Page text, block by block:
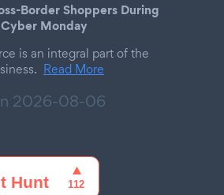
Border Shoppers During
Monday
is an integral part of the
Read More
2026-08-06